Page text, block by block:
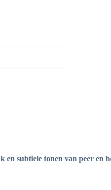
en subtiele tonen van peer en